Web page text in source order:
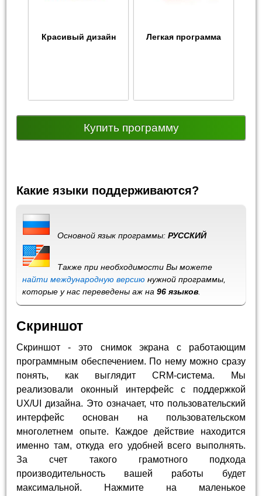
Красивый дизайн Легкая программа
Купить программу
Какие языки поддерживаются?
Основной язык программы:РУССКИЙ
Также при необходимости Вы можете
найти международную версию нужной программы,
которые у нас переведены аж на96 языков
Скриншот
Скриншот - это снимок экрана с работающим
программным обеспечением. По нему можно сразу
понять, как выглядит CRM-система. Мы
реализовали оконный интерфейс с поддержкой
UX/UI дизайна. Это означает, что пользовательский
интерфейс основан на пользовательском
многолетнем опыте. Каждое действие находится
именно там, откуда его удобней всего выполнять.
За счет такого грамотного подхода
производительность вашей работы будет
максимальной. Нажмите на маленькое